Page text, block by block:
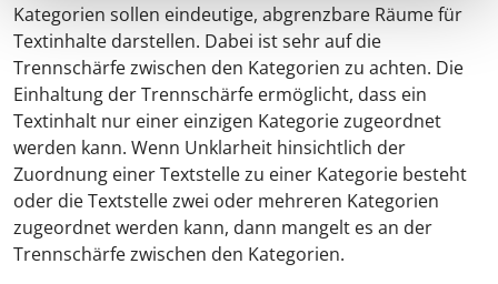
Kategorien sollen eindeutige, abgrenzbare Räume für
Textinhalte darstellen. Dabei ist sehr auf die
Trennschärfezwischen den Kategorien zu achten. Die
Einhaltung der Trennschärfe ermöglicht, dass ein
Textinhalt nur einer einzigen Kategorie zugeordnet
werden kann. Wenn Unklarheit hinsichtlich der
Zuordnung einer Textstelle zu einer Kategorie besteht
oder die Textstelle zwei oder mehreren Kategorien
zugeordnet werden kann, dann mangelt es an der
Trennschärfe zwischen den Kategorien.